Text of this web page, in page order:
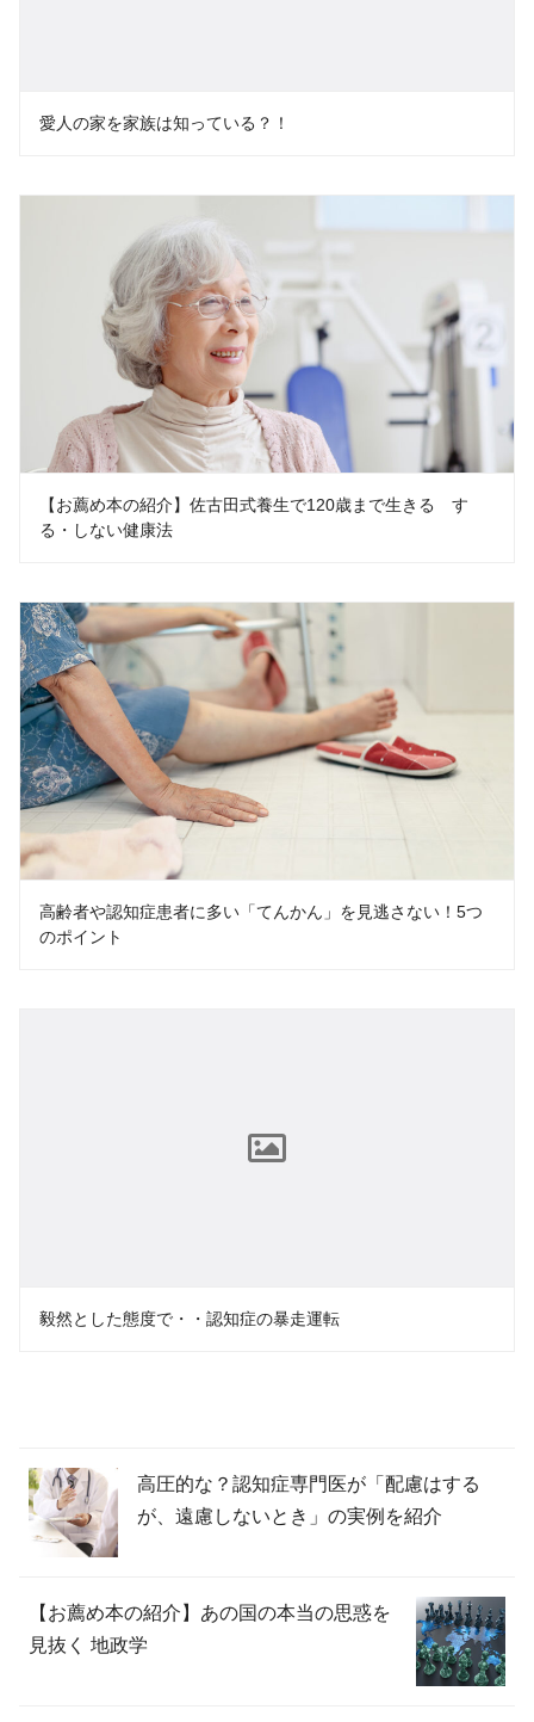
愛人の家を家族は知っている？！
【お薦め本の紹介】佐古田式養生で120歳まで生きる す
る・しない健康法
高齢者や認知症患者に多い「てんかん」を見逃さない！5つ
のポイント
毅然とした態度で・・認知症の暴走運転
高圧的な？認知症専門医が「配慮はする
が、遠慮しないとき」の実例を紹介
【お薦め本の紹介】あの国の本当の思惑を
見抜く 地政学